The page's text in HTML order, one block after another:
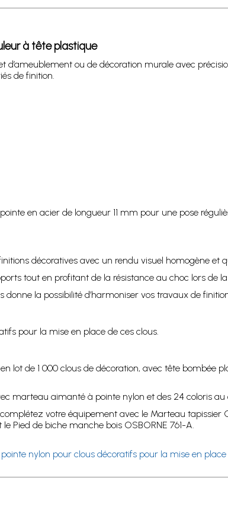
à tête plastique
d’ameublement ou de décoration murale avec
de finition.
en acier de longueur 11 mm pour une pose
décoratives avec un rendu visuel homogène et
tout en profitant de la résistance au choc lors de la
la possibilité d’harmoniser vos travaux de
pour la mise en place de ces clous.
lot de 1 000 clous de décoration, avec tête bombée
marteau aimanté à pointe nylon et des 24 coloris au
votre équipement avec le Marteau tapissier
Pied de biche manche bois OSBORNE 761-A.
nylon pour clous décoratifs pour la mise en place